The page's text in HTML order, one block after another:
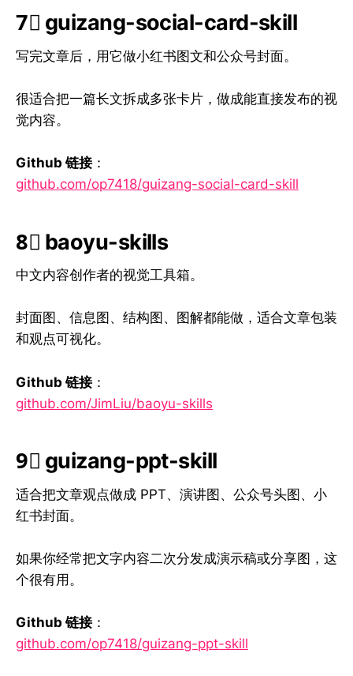
7⃣ guizang-social-card-skill
写完文章后，用它做小红书图文和公众号封面。
很适合把一篇长文拆成多张卡片，做成能直接发布的视
觉内容。
Github 链接：
github.com/op7418/guizang-social-card-skill
8⃣ baoyu-skills
中文内容创作者的视觉工具箱。
封面图、信息图、结构图、图解都能做，适合文章包装
和观点可视化。
Github 链接：
github.com/JimLiu/baoyu-skills
9⃣ guizang-ppt-skill
适合把文章观点做成 PPT、演讲图、公众号头图、小
红书封面。
如果你经常把文字内容二次分发成演示稿或分享图，这
个很有用。
Github 链接：
github.com/op7418/guizang-ppt-skill